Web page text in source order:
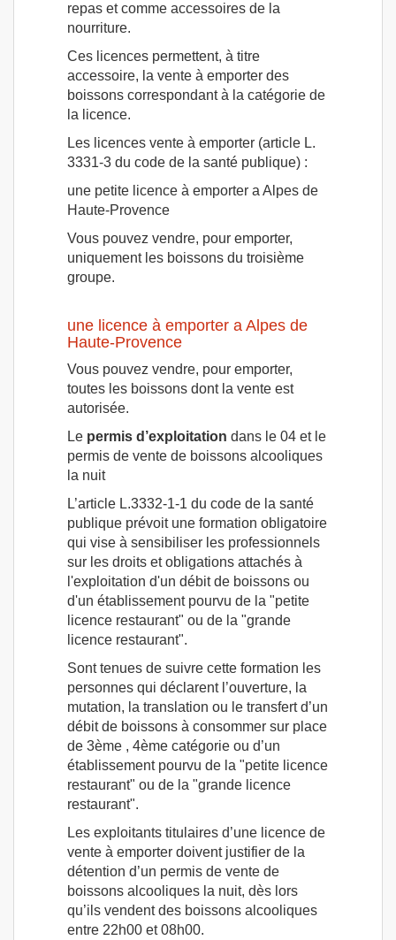
repas et comme accessoires de la
nourriture.
Ces licences permettent, à titre
accessoire, la vente à emporter des
boissons correspondant à la catégorie de
la licence.
Les licences vente à emporter (article L.
3331-3 du code de la santé publique) :
une petite licence à emporter a Alpes de
Haute-Provence
Vous pouvez vendre, pour emporter,
uniquement les boissons du troisième
groupe.
une licence à emporter a Alpes de
Haute-Provence
Vous pouvez vendre, pour emporter,
toutes les boissons dont la vente est
autorisée.
Le permis d’exploitation dans le 04 et le
permis de vente de boissons alcooliques
la nuit
L’article L.3332-1-1 du code de la santé
publique prévoit une formation obligatoire
qui vise à sensibiliser les professionnels
sur les droits et obligations attachés à
l'exploitation d'un débit de boissons ou
d'un établissement pourvu de la "petite
licence restaurant" ou de la "grande
licence restaurant".
Sont tenues de suivre cette formation les
personnes qui déclarent l’ouverture, la
mutation, la translation ou le transfert d’un
débit de boissons à consommer sur place
de 3ème , 4ème catégorie ou d’un
établissement pourvu de la "petite licence
restaurant" ou de la "grande licence
restaurant".
Les exploitants titulaires d’une licence de
vente à emporter doivent justifier de la
détention d’un permis de vente de
boissons alcooliques la nuit, dès lors
qu’ils vendent des boissons alcooliques
entre 22h00 et 08h00.